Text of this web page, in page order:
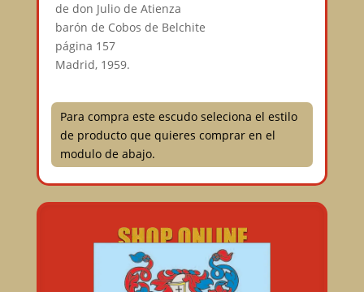
de don Julio de Atienza
barón de Cobos de Belchite
página 157
Madrid, 1959.
Para compra este escudo seleciona el estilo
de producto que quieres comprar en el
modulo de abajo.